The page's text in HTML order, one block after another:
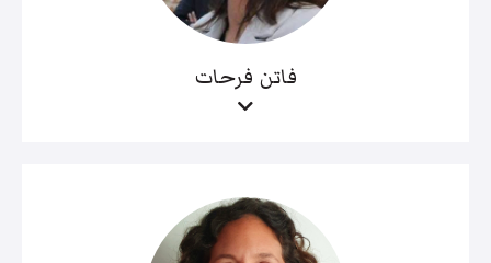
فاتن فرحات